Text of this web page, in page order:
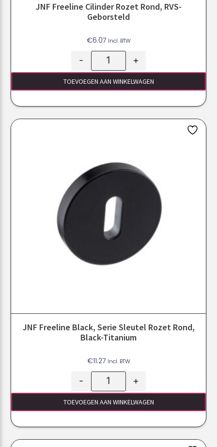
JNF Freeline Cilinder Rozet Rond, RVS-
Geborsteld
€6.07 Incl. BTW
- +
TOEVOEGEN AAN WINKELWAGEN
JNF Freeline Black, Serie Sleutel Rozet Rond,
Black-Titanium
€11.27 Incl. BTW
- +
TOEVOEGEN AAN WINKELWAGEN